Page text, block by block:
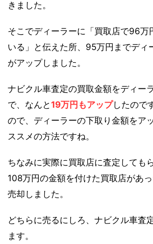
きました。
そこでディーラーに「買取店で96万
いる」と伝えた所、95万円までディ
がアップしました。
ナビクル車査定の買取金額をディー
で、なんと19万円もアップしたので
ので、ディーラーの下取り金額をア
ススメの方法ですね。
ちなみに実際に買取店に査定しても
108万円の金額を付けた買取店があ
売却しました。
どちらに売るにしろ、ナビクル車査
ます。